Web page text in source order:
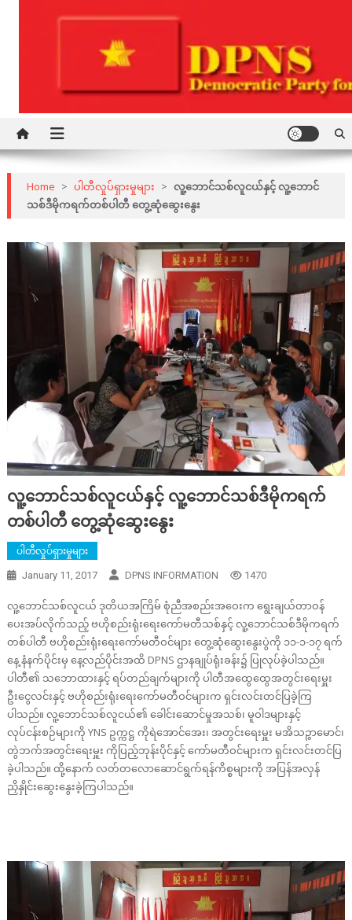
DPNS
Home > ပါတီလှုပ်ရှားမှုများ > လူ့ဘောင်သစ်လူငယ်နှင့် လူ့ဘောင်
သစ်ဒီမိုကရက်တစ်ပါတီ တွေ့ဆုံဆွေးနွေး
လူ့ဘောင်သစ်လူငယ်နှင့် လူ့ဘောင်သစ်ဒီမိုကရက်
တစ်ပါတီ တွေ့ဆုံဆွေးနွေး
ပါတီလှုပ်ရှားမှုများ
January 11, 2017 DPNS INFORMATION 1470
လူ့ဘောင်သစ်လူငယ် ဒုတိယအကြိမ် စုံညီအစည်းအဝေးက ရွေးချယ်တာဝန်
ပေးအပ်လိုက်သည့် ဗဟိုစည်းရုံးရေးကော်မတီသစ်နှင့် လူ့ဘောင်သစ်ဒီမိုကရက်
တစ်ပါတီ ဗဟိုစည်းရုံးရေးကော်မတီဝင်များ တွေ့ဆုံဆွေးနွေးပွဲကို ၁၁-၁-၁၇ ရက်
နေ့ နံနက်ပိုင်းမှ နေ့လည်ပိုင်းအထိ DPNS ဌာနချုပ်ရုံးခန်း၌ ပြုလုပ်ခဲ့ပါသည်။
ပါတီ၏ သဘောထားနှင့် ရပ်တည်ချက်များကို ပါတီအထွေထွေအတွင်းရေးမှူး
ဦးငွေလင်းနှင့် ဗဟိုစည်းရုံးရေးကော်မတီဝင်များက ရှင်းလင်းတင်ပြခဲ့ကြ
ပါသည်။ လူ့ဘောင်သစ်လူငယ်၏ ခေါင်းဆောင်မှုအသစ်၊ မူဝါဒများနှင့်
လုပ်ငန်းစဉ်များကို YNS ဥက္ကဋ္ဌ ကိုရဲအောင်အေး၊ အတွင်းရေးမှူး မအိသဉ္ဇာမောင်၊
တွဲဘက်အတွင်းရေးမှူး ကိုပြည့်ဘုန်းပိုင်နှင့် ကော်မတီဝင်များက ရှင်းလင်းတင်ပြ
ခဲ့ပါသည်။ ထို့နောက် လတ်တလောဆောင်ရွက်ရန်ကိစ္စများကို အပြန်အလှန်
ညှိနှိုင်းဆွေးနွေးခဲ့ကြပါသည်။